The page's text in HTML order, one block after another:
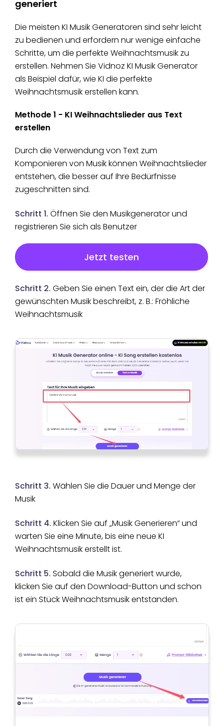
generiert
Die meisten KI Musik Generatoren sind sehr leicht
zu bedienen und erfordern nur wenige einfache
Schritte, um die perfekte Weihnachtsmusik zu
erstellen. Nehmen Sie Vidnoz KI Musik Generator
als Beispiel dafür, wie KI die perfekte
Weihnachtsmusik erstellen kann.
Methode 1 - KI Weihnachtslieder aus Text
erstellen
Durch die Verwendung von Text zum
Komponieren von Musik können Weihnachtslieder
entstehen, die besser auf Ihre Bedürfnisse
zugeschnitten sind.
Schritt 1. Öffnen Sie den Musikgenerator und
registrieren Sie sich als Benutzer
Jetzt testen
Schritt 2. Geben Sie einen Text ein, der die Art der
gewünschten Musik beschreibt, z. B.: Fröhliche
Weihnachtsmusik
Schritt 3. Wählen Sie die Dauer und Menge der
Musik
Schritt 4. Klicken Sie auf „Musik Generieren“ und
warten Sie eine Minute, bis eine neue KI
Weihnachtsmusik erstellt ist.
Schritt 5. Sobald die Musik generiert wurde,
klicken Sie auf den Download-Button und schon
ist ein Stück Weihnachtsmusik entstanden.